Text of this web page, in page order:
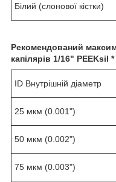
Білий (слонової кістки)
Рекомендований
капілярів 1/16" PEEKsil *
ID Внутрішній діаметр
25 мкм (0.001")
50 мкм (0.002")
75 мкм (0.003")